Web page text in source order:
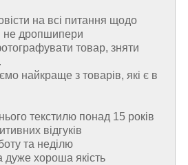
на всі питання щодо
не дропшипери
товар, зняти
найкраще з товарів, які є в
текстилю понад 15 років
відгуків
та неділю
дуже хороша якість